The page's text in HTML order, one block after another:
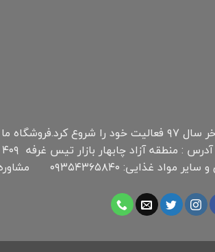
فروشگاه همراه مارکت چابهار جزء اولینهای فروشگاه اینترنتی چابهار است که
تلفن همراه و واتس آپ (مدیریت